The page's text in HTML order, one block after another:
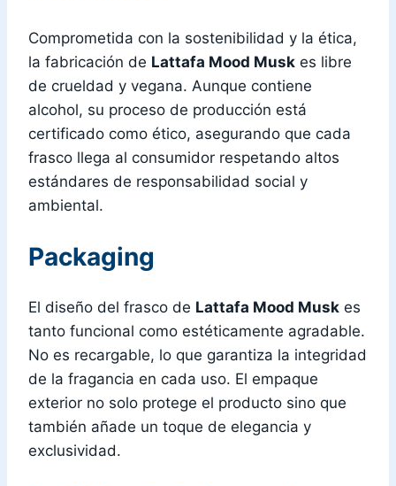
Comprometida con la sostenibilidad y la ética,
la fabricación de Lattafa Mood Musk es libre
de crueldad y vegana. Aunque contiene
alcohol, su proceso de producción está
certificado como ético, asegurando que cada
frasco llega al consumidor respetando altos
estándares de responsabilidad social y
ambiental.
Packaging
El diseño del frasco de Lattafa Mood Musk es
tanto funcional como estéticamente agradable.
No es recargable, lo que garantiza la integridad
de la fragancia en cada uso. El empaque
exterior no solo protege el producto sino que
también añade un toque de elegancia y
exclusividad.